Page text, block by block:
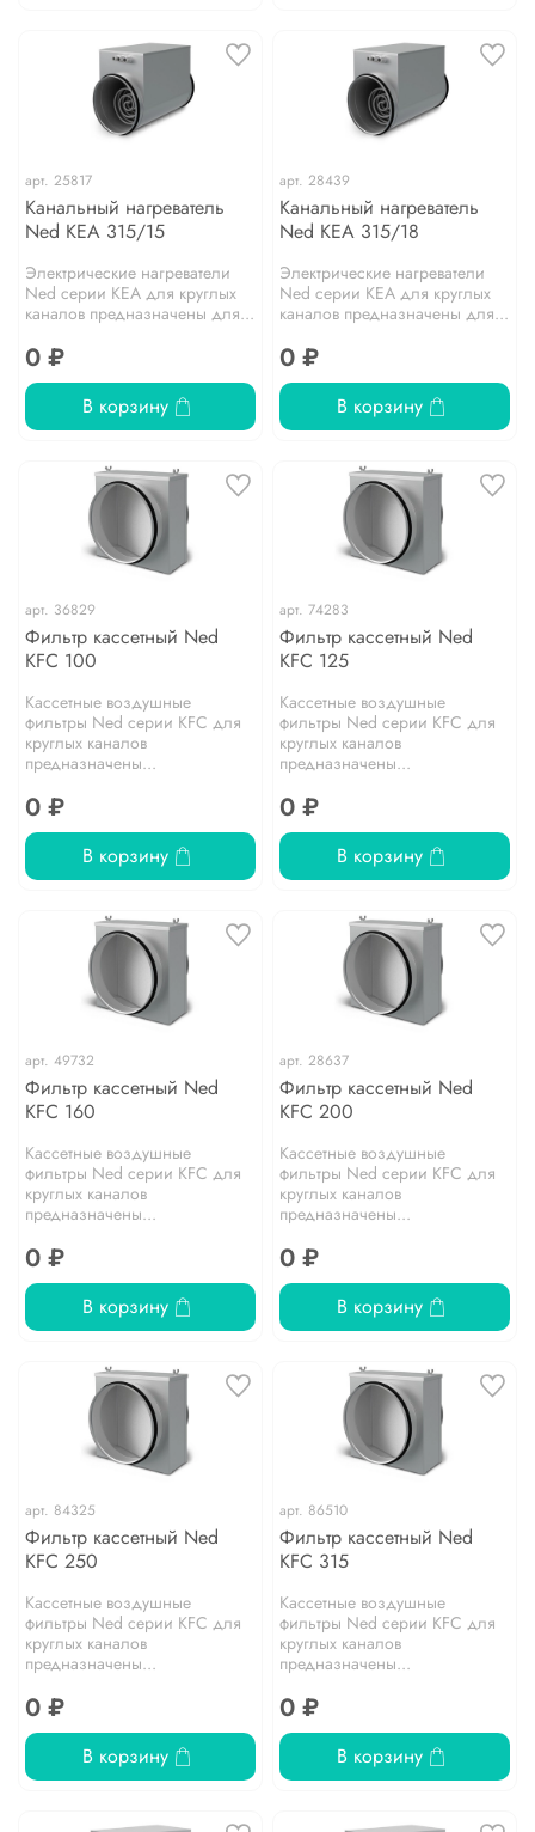
арт. 25817
Канальный нагреватель
Ned KEA 315/15
Электрические нагреватели
Ned серии KEA для круглых
каналов предназначены для...
0 ₽
В корзину
арт. 28439
Канальный нагреватель
Ned KEA 315/18
Электрические нагреватели
Ned серии KEA для круглых
каналов предназначены для...
0 ₽
В корзину
арт. 36829
Фильтр кассетный Ned
KFC 100
Кассетные воздушные
фильтры Ned серии KFC для
круглых каналов
предназначены...
0 ₽
В корзину
арт. 74283
Фильтр кассетный Ned
KFC 125
Кассетные воздушные
фильтры Ned серии KFC для
круглых каналов
предназначены...
0 ₽
В корзину
арт. 49732
Фильтр кассетный Ned
KFC 160
Кассетные воздушные
фильтры Ned серии KFC для
круглых каналов
предназначены...
0 ₽
В корзину
арт. 28637
Фильтр кассетный Ned
KFC 200
Кассетные воздушные
фильтры Ned серии KFC для
круглых каналов
предназначены...
0 ₽
В корзину
арт. 84325
Фильтр кассетный Ned
KFC 250
Кассетные воздушные
фильтры Ned серии KFC для
круглых каналов
предназначены...
0 ₽
В корзину
арт. 86510
Фильтр кассетный Ned
KFC 315
Кассетные воздушные
фильтры Ned серии KFC для
круглых каналов
предназначены...
0 ₽
В корзину